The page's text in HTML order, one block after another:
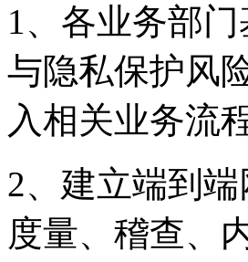
1、各业务部
与隐私保护风
入相关业务流
2、建立端到
度量、稽查